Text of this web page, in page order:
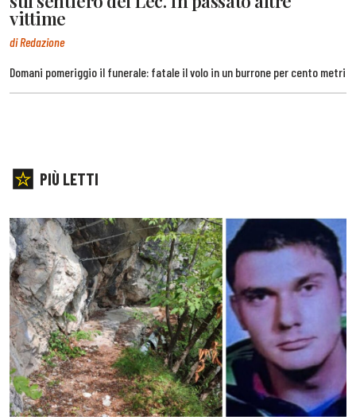
vittime
di Redazione
Domani pomeriggio il funerale: fatale il volo in un burrone per cento metri
PIÙ LETTI